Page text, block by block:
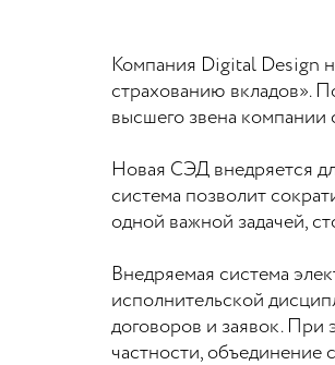
Компания Digital Design
страхованию вкладов».
высшего звена компании
Новая СЭД внедряется
система позволит
одной важной задачей,
Внедряемая система
исполнительской
договоров и заявок. При
частности, объединение